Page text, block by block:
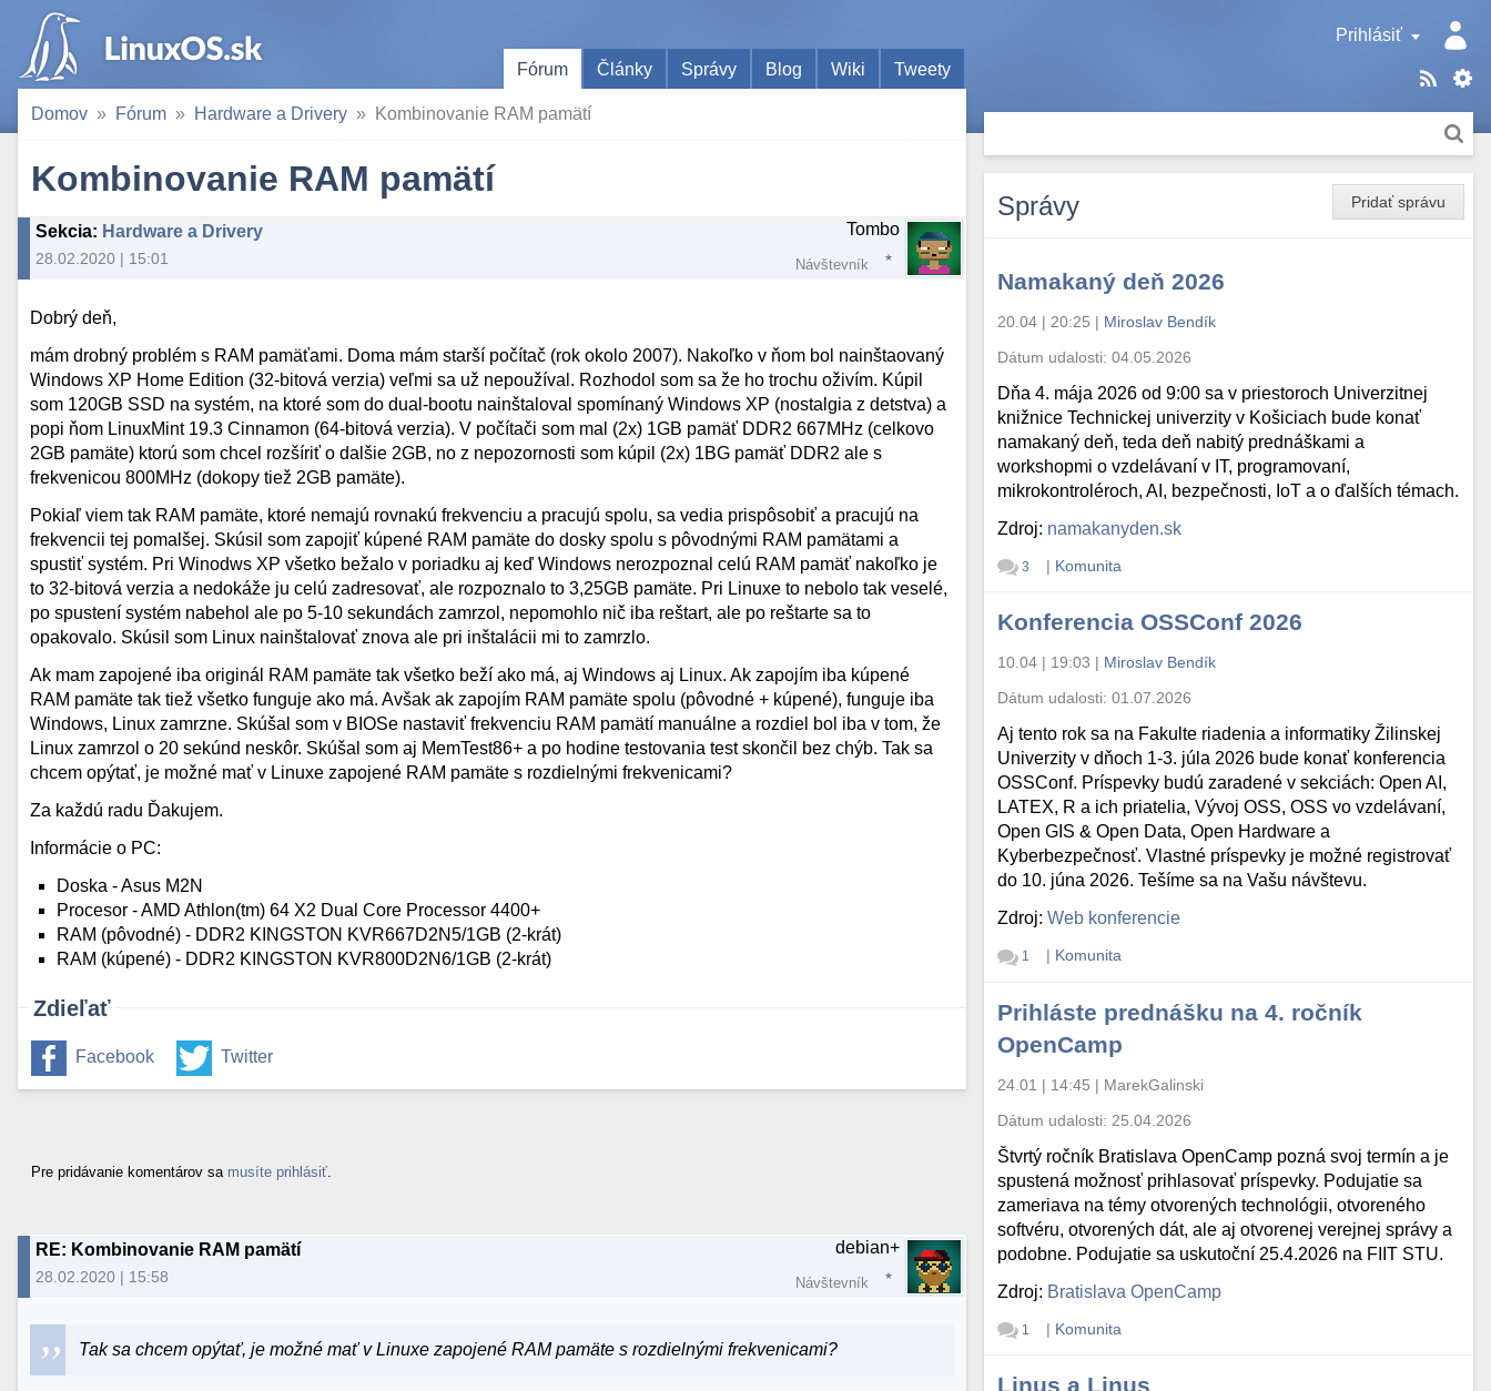
Prihlásiť
Fórum
Články Správy Blog Wiki Tweety
Domov Fórum Hardware a Drivery Kombinovanie RAM pamätí
Kombinovanie RAM pamätí
Sekcia: Hardware a Drivery
28.02.2020 | 15:01
Tombo
Návštevník
Dobrý deň,
mám drobný problém s RAM pamäťami. Doma mám starší počítač (rok okolo 2007). Nakoľko v ňom bol nainštaovaný
Windows XP Home Edition (32-bitová verzia) veľmi sa už nepoužíval. Rozhodol som sa že ho trochu oživím. Kúpil
som 120GB SSD na systém, na ktoré som do dual-bootu nainštaloval spomínaný Windows XP (nostalgia z detstva) a
popi ňom LinuxMint 19.3 Cinnamon (64-bitová verzia). V počítači som mal (2x) 1GB pamäť DDR2 667MHz (celkovo
2GB pamäte) ktorú som chcel rozšíriť o dalšie 2GB, no z nepozornosti som kúpil (2x) 1BG pamäť DDR2 ale s
frekvenicou 800MHz (dokopy tiež 2GB pamäte).
Pokiaľ viem tak RAM pamäte, ktoré nemajú rovnakú frekvenciu a pracujú spolu, sa vedia prispôsobiť a pracujú na
frekvencii tej pomalšej. Skúsil som zapojiť kúpené RAM pamäte do dosky spolu s pôvodnými RAM pamätami a
spustiť systém. Pri Winodws XP všetko bežalo v poriadku aj keď Windows nerozpoznal celú RAM pamäť nakoľko je
to 32-bitová verzia a nedokáže ju celú zadresovať, ale rozpoznalo to 3,25GB pamäte. Pri Linuxe to nebolo tak veselé,
po spustení systém nabehol ale po 5-10 sekundách zamrzol, nepomohlo nič iba reštart, ale po reštarte sa to
opakovalo. Skúsil som Linux nainštalovať znova ale pri inštalácii mi to zamrzlo.
Ak mam zapojené iba originál RAM pamäte tak všetko beží ako má, aj Windows aj Linux. Ak zapojím iba kúpené
RAM pamäte tak tiež všetko funguje ako má. Avšak ak zapojím RAM pamäte spolu (pôvodné + kúpené), funguje iba
Windows, Linux zamrzne. Skúšal som v BIOSe nastaviť frekvenciu RAM pamätí manuálne a rozdiel bol iba v tom, že
Linux zamrzol o 20 sekúnd neskôr. Skúšal som aj MemTest86+ a po hodine testovania test skončil bez chýb. Tak sa
chcem opýtať, je možné mať v Linuxe zapojené RAM pamäte s rozdielnými frekvenicami?
Za každú radu Ďakujem.
Informácie o PC:
Doska - Asus M2N
Procesor - AMD Athlon(tm) 64 X2 Dual Core Processor 4400+
RAM (pôvodné) - DDR2 KINGSTON KVR667D2N5/1GB (2-krát)
RAM (kúpené) - DDR2 KINGSTON KVR800D2N6/1GB (2-krát)
Zdieľať
Facebook Twitter
Pre pridávanie komentárov sa musíte prihlásiť
RE: Kombinovanie RAM pamätí
28.02.2020 | 15:58
debian+
Návštevník
Tak sa chcem opýtať, je možné mať v Linuxe zapojené RAM pamäte s rozdielnými frekvenicami?
Pridať správu
Správy
Namakaný deň 2026
20.04 | 20:25 | Miroslav Bendík
Dátum udalosti:04.05.2026
Dňa 4. mája 2026 od 9:00 sa v priestoroch Univerzitnej
knižnice Technickej univerzity v Košiciach bude konať
namakaný deň, teda deň nabitý prednáškami a
workshopmi o vzdelávaní v IT, programovaní,
mikrokontroléroch, AI, bezpečnosti, IoT a o ďalších témach.
Zdroj: namakanyden.sk
3 | Komunita
Konferencia OSSConf 2026
10.04 | 19:03 | Miroslav Bendík
Dátum udalosti:01.07.2026
Aj tento rok sa na Fakulte riadenia a informatiky Žilinskej
Univerzity v dňoch 1-3. júla 2026 bude konať konferencia
OSSConf. Príspevky budú zaradené v sekciách: Open AI,
LATEX, R a ich priatelia, Vývoj OSS, OSS vo vzdelávaní,
Open GIS & Open Data, Open Hardware a
Kyberbezpečnosť. Vlastné príspevky je možné registrovať
do 10. júna 2026. Tešíme sa na Vašu návštevu.
Zdroj:Web konferencie
1 | Komunita
Prihláste prednášku na 4. ročník
OpenCamp
24.01 | 14:45 | MarekGalinski
Dátum udalosti: 25.04.2026
Štvrtý ročník Bratislava OpenCamp pozná svoj termín a je
spustená možnosť prihlasovať príspevky. Podujatie sa
zameriava na témy otvorených technológii, otvoreného
softvéru, otvorených dát, ale aj otvorenej verejnej správy a
podobne. Podujatie sa uskutoční 25.4.2026 na FIIT STU.
Zdroj: Bratislava OpenCamp
1 | Komunita
Linus a Linus